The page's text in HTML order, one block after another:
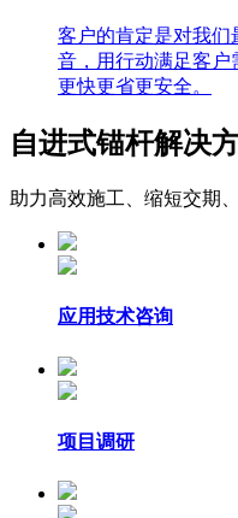
客户的肯定是对我们
音，用行动满足客户
更快更省更安全。
自进式锚杆解决
助力高效施工、缩短交期
应用技术咨询
项目调研